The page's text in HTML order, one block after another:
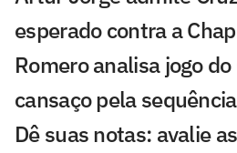
esperado contra a
Romero analisa jogo
cansaço pela
Dê suas notas: avalie